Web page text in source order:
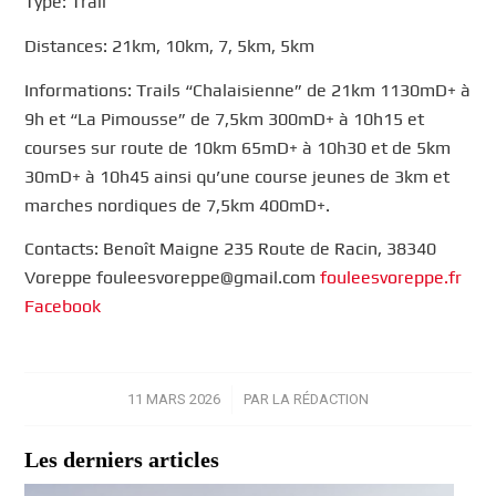
Distances: 21km, 10km, 7, 5km, 5km
Informations: Trails “Chalaisienne” de 21km 1130mD+ à
9h et “La Pimousse” de 7,5km 300mD+ à 10h15 et
courses sur route de 10km 65mD+ à 10h30 et de 5km
30mD+ à 10h45 ainsi qu’une course jeunes de 3km et
marches nordiques de 7,5km 400mD+.
Contacts: Benoît Maigne 235 Route de Racin, 38340
Voreppe fouleesvoreppe@gmail.comfouleesvoreppe.fr
Facebook
11 MARS 2026
/ PAR LA RÉDACTION
Les derniers articles